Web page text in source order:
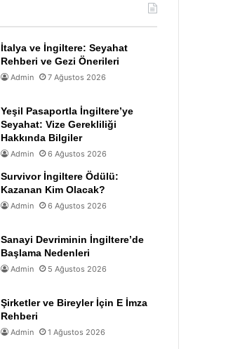
İtalya ve İngiltere: Seyahat
Rehberi ve Gezi Önerileri
Admin 7 Ağustos 2026
Yeşil Pasaportla İngiltere’ye
Seyahat: Vize Gerekliliği
Hakkında Bilgiler
Admin 6 Ağustos 2026
Survivor İngiltere Ödülü:
Kazanan Kim Olacak?
Admin 6 Ağustos 2026
Sanayi Devriminin İngiltere’de
Başlama Nedenleri
Admin 5 Ağustos 2026
Şirketler ve Bireyler İçin E İmza
Rehberi
Admin 1 Ağustos 2026